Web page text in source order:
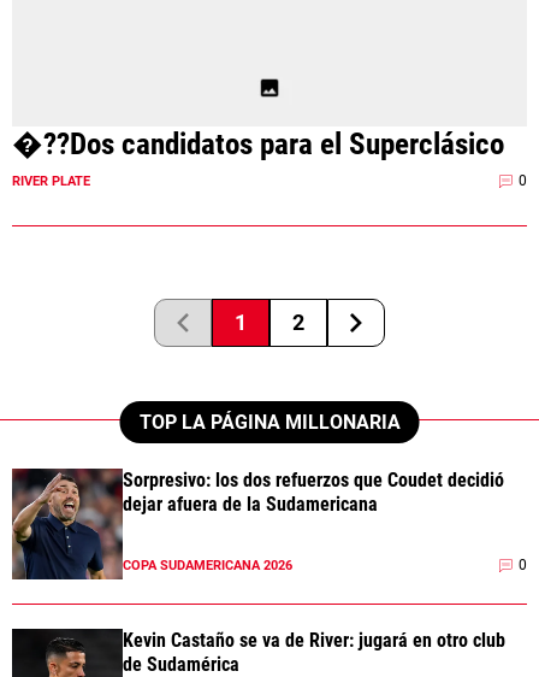
�??Dos candidatos para el Superclásico
RIVER PLATE 0
1 2
TOP LA PÁGINA MILLONARIA
Sorpresivo: los dos refuerzos que Coudet decidió
dejar afuera de la Sudamericana
COPA SUDAMERICANA 2026 0
Kevin Castaño se va de River: jugará en otro club
de Sudamérica